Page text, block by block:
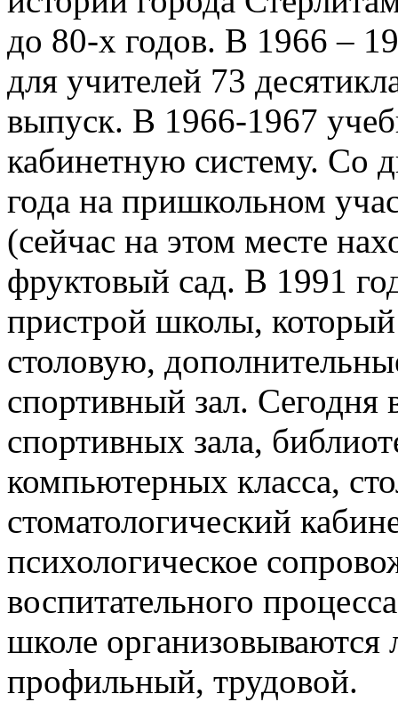
до 80-х годов. В 1966 –
для учителей 73
выпуск. В 1966-1967
кабинетную систему. Со
года на пришкольном
(сейчас на этом месте
фруктовый сад. В 1991
пристрой школы,
столовую,
спортивный зал.
спортивных зала,
компьютерных класса,
стоматологический
психологическое
воспитательного
школе организовываются
профильный, трудовой.